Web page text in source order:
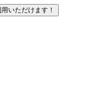
いただけます！